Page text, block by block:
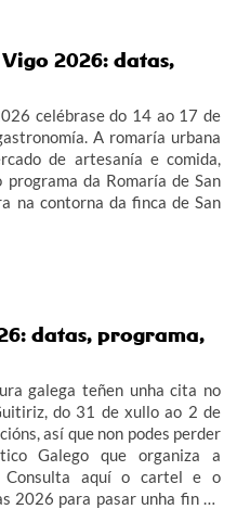
2026: datas,
celébrase do 14 ao 17 de
A romaría urbana
de artesanía e comida,
programa da Romaría de San
na contorna da finca de San
datas, programa,
galega teñen unha cita no
do 31 de xullo ao 2 de
así que non podes perder
Galego que organiza a
Consulta aquí o cartel e o
2026 para pasar unha fin de